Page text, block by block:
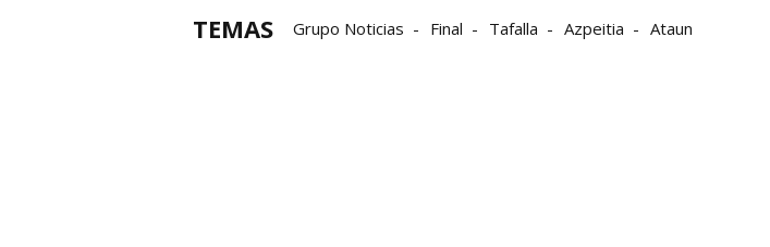
TEMAS Grupo Noticias Final Tafalla Azpeitia Ataun